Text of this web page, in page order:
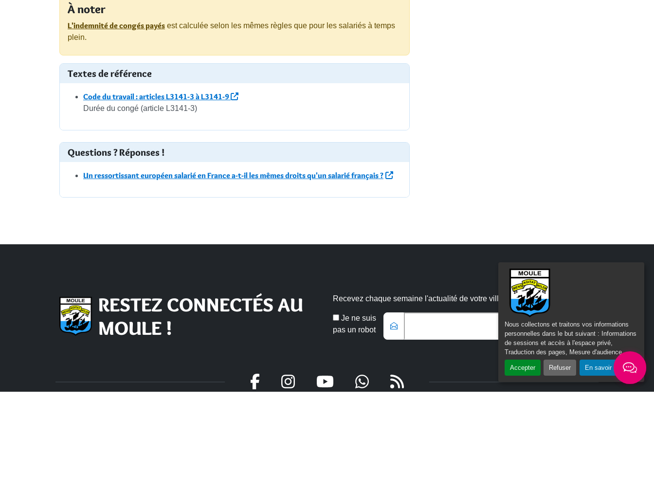
Nous collectons et traitons vos informations
personnelles dans le but suivant :
Informations
de sessions et accès à l'espace privé,
Traduction des pages, Mesure d'audience.
Accepter Refuser En savoir plus
À noter
L'indemnité de congés payés est calculée selon les mêmes règles que pour les salariés à temps
plein.
Textes de référence
Code du travail : articles L3141-3 à L3141-9
Durée du congé (article L3141-3)
Questions ? Réponses !
Un ressortissant européen salarié en France a-t-il les mêmes droits qu'un salarié français ?
RESTEZ CONNECTÉS AU
MOULE !
Recevez chaque semaine l'actualité de votre ville
Je ne suis
pas un robot
Email